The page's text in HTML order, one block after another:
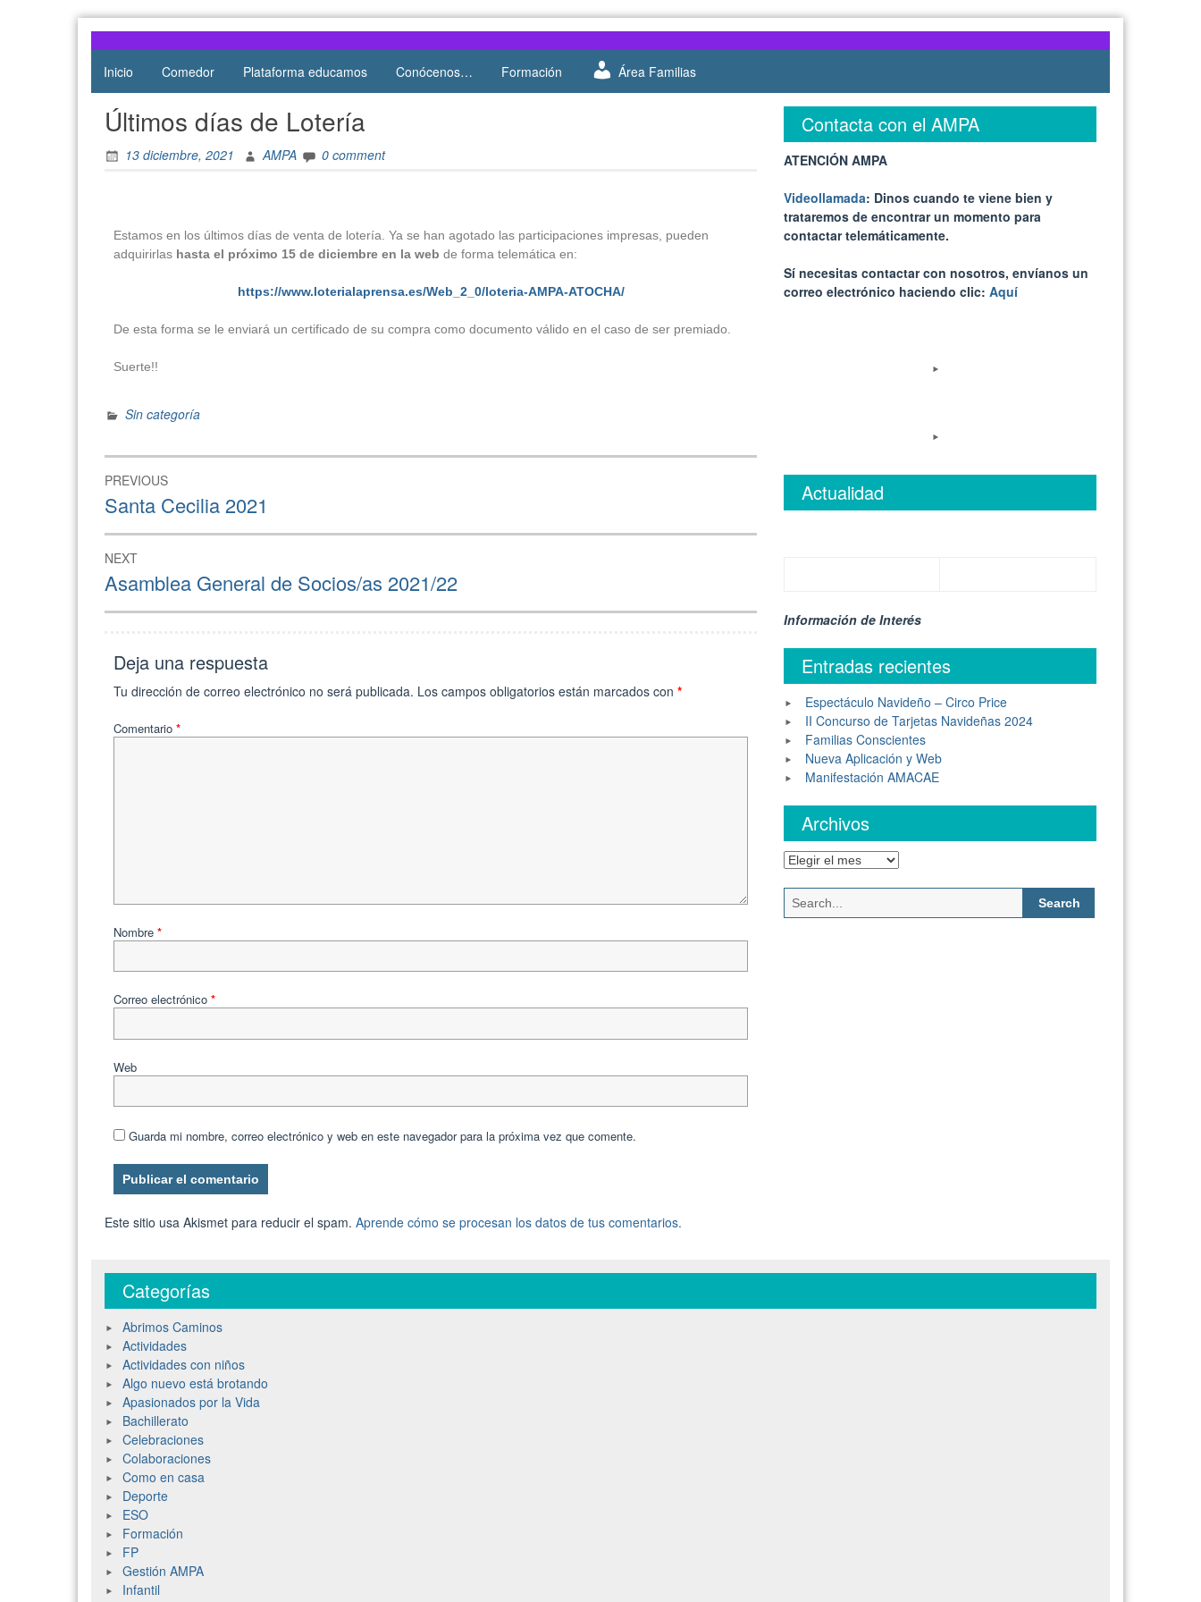
Atocha
de Atocha
Inicio Comedor Plataforma educamos Conócenos… Formación Área Familias
Últimos días de Lotería
13 diciembre, 2021 AMPA 0 comment
Estamos en los últimos días de venta de lotería. Ya se han agotado las participaciones impresas, pueden
adquirirlas hasta el próximo 15 de diciembre en la web de forma telemática en:
https://www.loterialaprensa.es/Web_2_0/loteria-AMPA-ATOCHA/
De esta forma se le enviará un certificado de su compra como documento válido en el caso de ser premiado.
Suerte!!
Sin categoría
PREVIOUS
Santa Cecilia 2021
NEXT
Asamblea General de Socios/as 2021/22
Deja una respuesta
Tu dirección de correo electrónico no será publicada. Los campos obligatorios están marcados con *
Comentario *
Nombre *
Correo electrónico *
Web
Guarda mi nombre, correo electrónico y web en este navegador para la próxima vez que comente.
Este sitio usa Akismet para reducir el spam. Aprende cómo se procesan los datos de tus comentarios.
Contacta con el AMPA
ATENCIÓN AMPA
Videollamada: Dinos cuando te viene bien y
trataremos de encontrar un momento para
contactar telemáticamente.
Sí necesitas contactar con nosotros, envíanos un
correo electrónico haciendo clic: Aquí
Actualidad
Información de Interés
Entradas recientes
Espectáculo Navideño – Circo Price
II Concurso de Tarjetas Navideñas 2024
Familias Conscientes
Nueva Aplicación y Web
Manifestación AMACAE
Archivos
Categorías
Abrimos Caminos
Actividades
Actividades con niños
Algo nuevo está brotando
Apasionados por la Vida
Bachillerato
Celebraciones
Colaboraciones
Como en casa
Deporte
ESO
Formación
FP
Gestión AMPA
Infantil